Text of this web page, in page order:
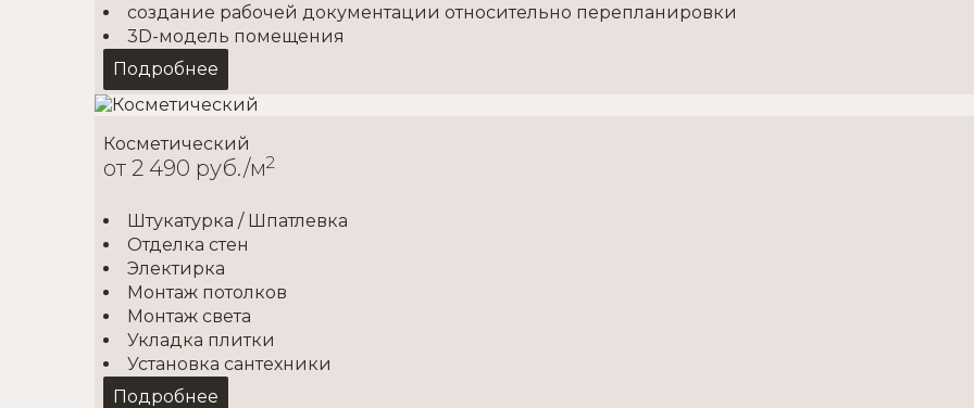
создание рабочей документации относительно перепланировки
3D-модель помещения
Подробнее
Косметический
от 2 490 руб./м2
Штукатурка / Шпатлевка
Отделка стен
Электирка
Монтаж потолков
Монтаж света
Укладка плитки
Установка сантехники
Подробнее